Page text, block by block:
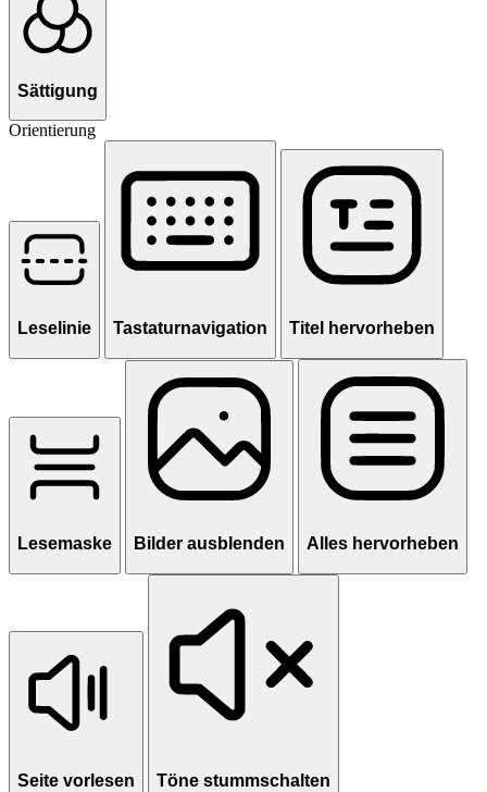
Sättigung
Orientierung
Leselinie Tastaturnavigation Titel hervorheben
Lesemaske Bilder ausblenden Alles hervorheben
Seite vorlesen Töne stummschalten